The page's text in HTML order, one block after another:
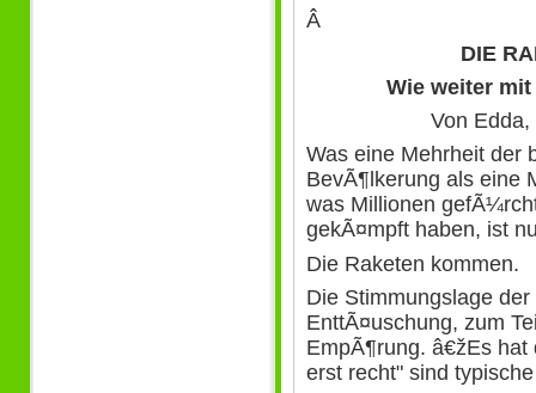
Â
DIE
Wie weiter
Von
Was eine Mehrheit der
BevÃ¶lkerung als eine
was Millionen
gekÃ¤mpft haben, ist
Die Raketen kommen.
Die Stimmungslage
EnttÃ¤uschung, zum
EmpÃ¶rung. â€žEs
erst recht" sind